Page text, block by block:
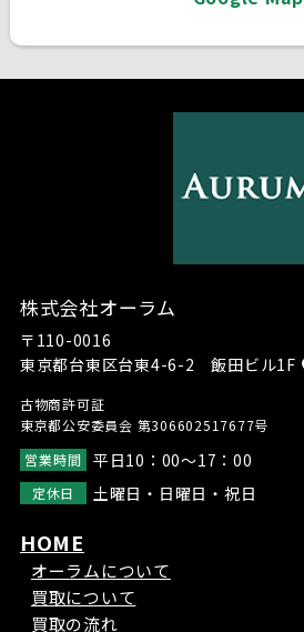
株式会社オーラム
〒110-0016
東京都台東区台東4-6-2 飯田ビル1F
古物商許可証
東京都公安委員会 第306602517677号
営業時間
平日10：00～17：00
定休日 土曜日・日曜日・祝日
HOME
オーラムについて
買取について
買取の流れ